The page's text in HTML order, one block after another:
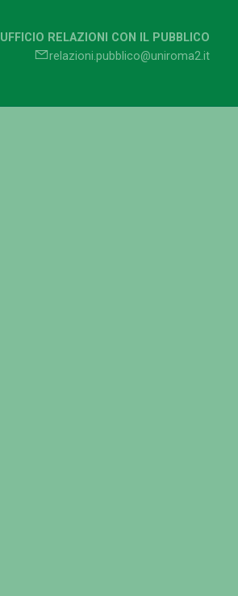
UFFICIO RELAZIONI CON IL PUBBLICO
relazioni.pubblico@uniroma2.it